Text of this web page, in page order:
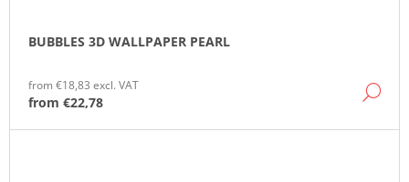
BUBBLES 3D WALLPAPER PEARL
from €18,83 excl. VAT
from €22,78